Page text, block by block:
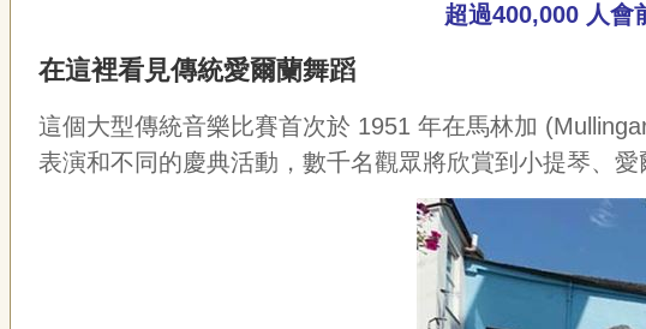
超過400,000 人
在這裡看見傳統愛爾蘭舞蹈
這個大型傳統音樂比賽首次於 1951 年在馬林加
表演和不同的慶典活動，數千名觀眾將欣賞到小提琴、